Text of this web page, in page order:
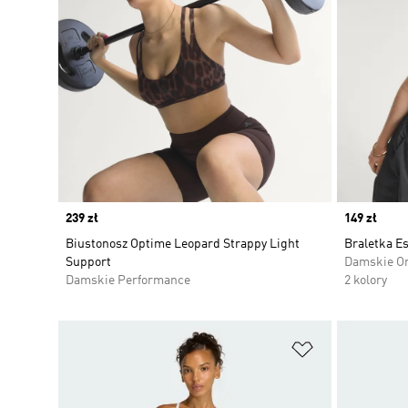
Price
239 zł
Biustonosz Optime Leopard Strappy Light
Support
Damskie Performance
Price
149 zł
Braletka
Damskie
2 kolory